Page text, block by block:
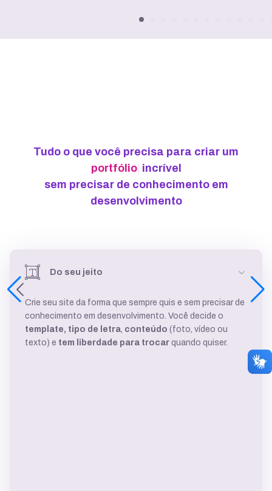
Tudo o que você precisa para criar um portfó
incrível
sem precisar de conhecimento em
desenvolvimento
Do seu jeito
Crie seu site da forma que sempre quis e sem precisar de
conhecimento em desenvolvimento. Você decide o
template, tipo de letra, conteúdo (foto, vídeo ou
texto) e tem liberdade para trocar quando quiser.